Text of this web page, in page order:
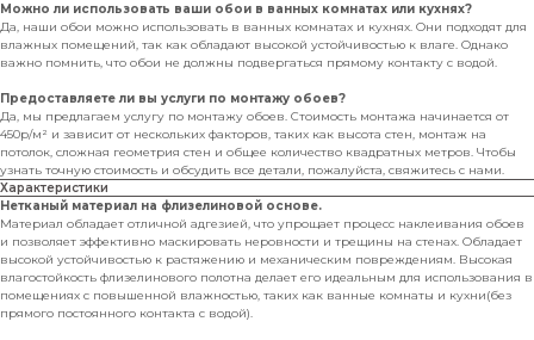
Можно ли использовать ваши обои в ванных комнатах или кухнях?
Да, наши обои можно использовать в ванных комнатах и кухнях. Они подходят для
влажных помещений, так как обладают высокой устойчивостью к влаге. Однако
важно помнить, что обои не должны подвергаться прямому контакту с водой.
Предоставляете ли вы услуги по монтажу обоев?
Да, мы предлагаем услугу по монтажу обоев. Стоимость монтажа начинается от
450р/м² и зависит от нескольких факторов, таких как высота стен, монтаж на
потолок, сложная геометрия стен и общее количество квадратных метров. Чтобы
узнать точную стоимость и обсудить все детали, пожалуйста, свяжитесь с нами.
Характеристики
Нетканый материал на флизелиновой основе.
Материал обладает отличной адгезией, что упрощает процесс наклеивания обоев
и позволяет эффективно маскировать неровности и трещины на стенах. Обладает
высокой устойчивостью к растяжению и механическим повреждениям. Высокая
влагостойкость флизелинового полотна делает его идеальным для использования в
помещениях с повышенной влажностью, таких как ванные комнаты и кухни(без
прямого постоянного контакта с водой).